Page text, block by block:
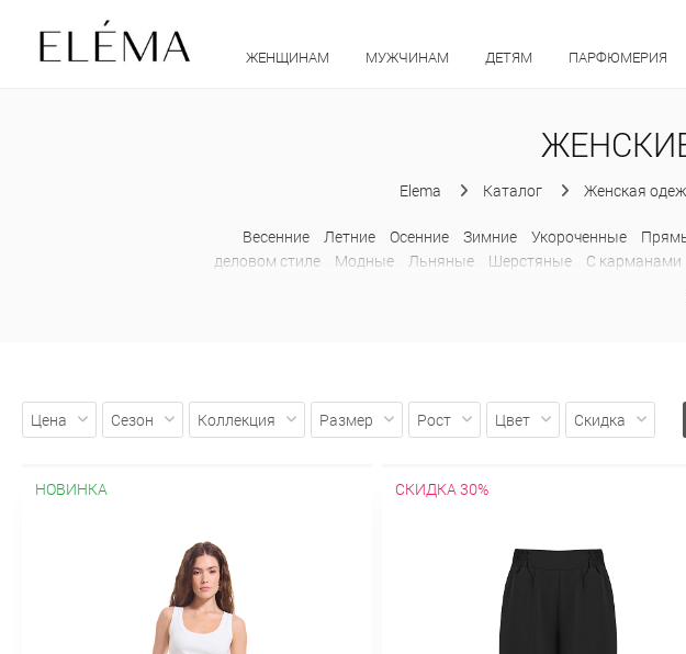
ЖЕНЩИНАМ МУЖЧИНАМ ДЕТЯМ ПАРФЮМЕРИЯ
Elema Каталог Женская
Весенние Летние Осенние Зимние Укороченные
деловом стиле
Модные Льняные Шерстяные С карманами
Цена Сезон Коллекция Размер Рост Цвет Скидка
НОВИНКА СКИДКА 30%